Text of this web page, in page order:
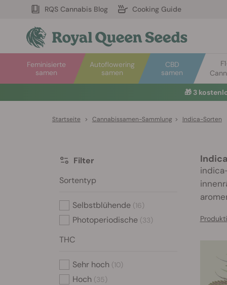
RQS Cannabis Blog Cooking Guide
Autoflowering
samen
Feminisierte
samen
CBD
samen
🎁 3
Startseite > Cannabissamen-Sammlung > Indica-Sorten
Filter
Sortentyp
Selbstblühende (16)
Photoperiodische (33)
THC
Sehr hoch (10)
Hoch (35)